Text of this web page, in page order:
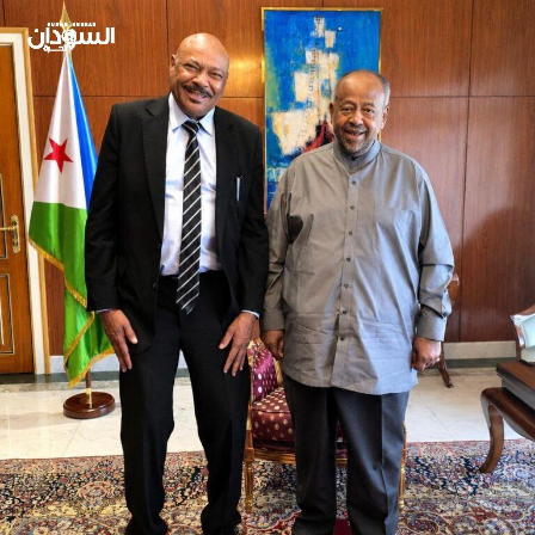
لرأي “قرنق” وبعد استقبال القائد للوفد وقبل طرح ما اختلف
عليه فاجأ “قرنق” الحضور بعلمه بأن واحدة من نقاط الخلاف
التي أتوا بها هي استهلال الدستور بالبسملة، وأردف قائلاً: “نحن
في الحركة الشعبية موافقون على (بسم الله الرحمن الرحيم)
وإن شاء الله نجد الموافقة من الآخرين على بعض ما اختلفوا
عليه، فضج المكان بالضحك ، وعاد الوفد بتوافق على المختلفات”
.
• بلا منازع وطيلة أسبوع عطلة عيد الفطر المبارك وما بعده
شغلت حوارات برنامج (الميزان السياسي) ـ الساحة السياسية
والإعلامية بما في ذلك السوشال ميديا المجنونة ـ ووجد البرنامج
الذي هو من فكرة وإعداد وتقديم الزميلة الإعلامية القديرة
“عفراء فتح الرحمن” الذي بثته قناة (سودانية 24) – كثيراً من
ردود الأفعال المختلفة بين المحايدة والمنحازة، وطبيعي أن تجد
مثل هذه الحوارات ما وجدت لعدة أسباب منها أن الحوار أُجري
مع شخصيات من الوزن الثقيل أو من مثيري الجدل السياسي
والإعلامي مؤخراً، لكن نعتتهم جميعاً الزميلة عفراء بوصف واحد
هو (الشجعان)، وكانت شفرات هذا النجاح للميزان هو ذكاء
المُحاور والمحَاور، والمهارة التراكمية والمهنية للمقدمة التي فعلاً